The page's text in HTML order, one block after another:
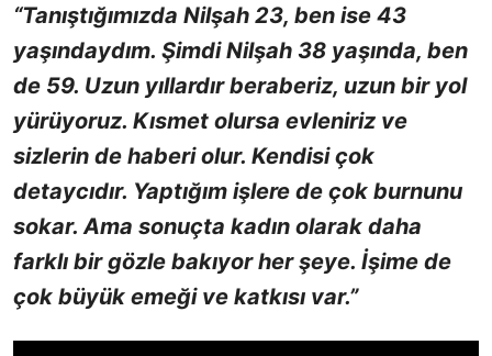
“Tanıştığımızda Nilşah 23, ben ise 43
yaşındaydım. Şimdi Nilşah 38 yaşında, ben
de 59. Uzun yıllardır beraberiz, uzun bir yol
yürüyoruz. Kısmet olursa evleniriz ve
sizlerin de haberi olur. Kendisi çok
detaycıdır. Yaptığım işlere de çok burnunu
sokar. Ama sonuçta kadın olarak daha
farklı bir gözle bakıyor her şeye. İşime de
çok büyük emeği ve katkısı var.”